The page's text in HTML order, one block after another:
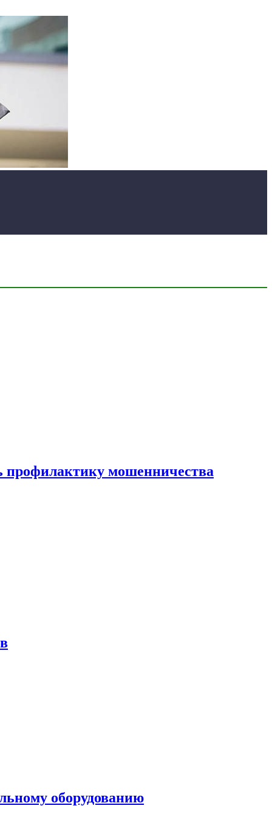
профилактику мошенничества
оборудованию